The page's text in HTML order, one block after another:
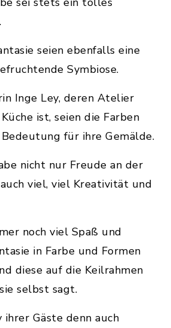
seien ebenfalls eine
Symbiose.
Inge Ley, deren Atelier
ist, seien die Farben
für ihre Gemälde.
nicht nur Freude an der
viel, viel Kreativität und
noch viel Spaß und
in Farbe und Formen
diese auf die Keilrahmen
selbst sagt.
Gäste denn auch